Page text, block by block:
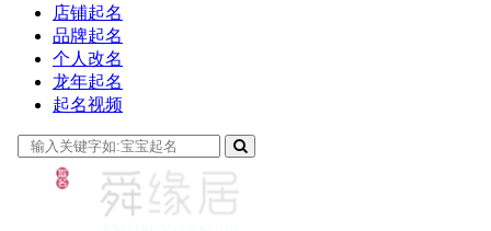
店铺起名
品牌起名
个人改名
龙年起名
起名视频